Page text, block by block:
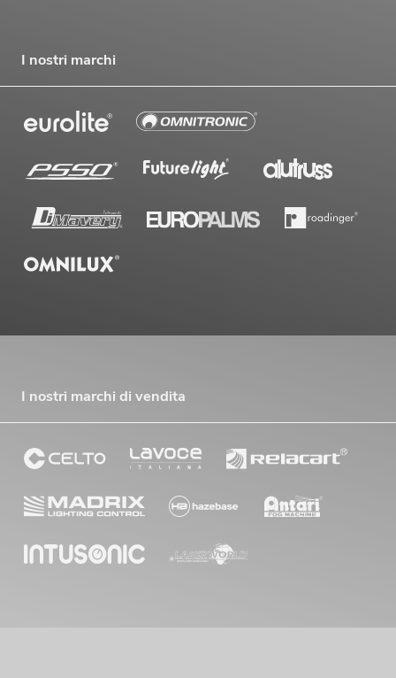
I nostri marchi
I nostri marchi di vendita